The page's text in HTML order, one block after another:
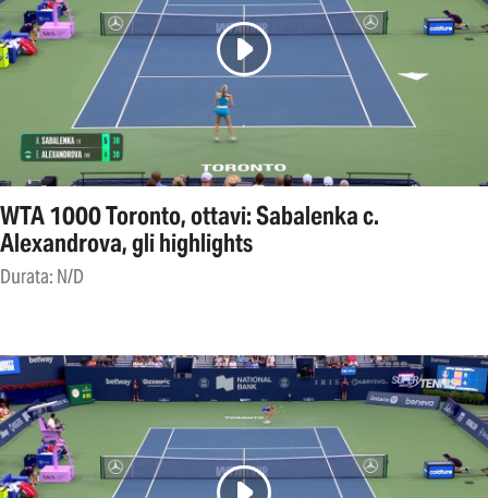
WTA 1000 Toronto, ottavi: Sabalenka c.
Alexandrova, gli highlights
Durata: N/D